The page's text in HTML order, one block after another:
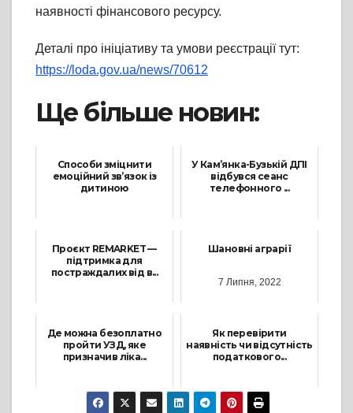
наявності фінансового ресурсу.
Деталі про ініціативу та умови реєстрації тут:
https://loda.gov.ua/news/70612
Ще більше новин:
Способи зміцнити
емоційний зв’язок із
дитиною
У Кам’янка-Бузькій ДПІ
відбувся сеанс
телефонного ...
Проєкт REMARKET —
підтримка для
постраждалих від в...
Шановні аграрії
7 Липня, 2022
Де можна безоплатно
пройти УЗД, яке
призначив ліка...
20 Вересня, 2024
Як перевірити
наявність чи відсутність
податкового...
2 Листопада, 2022